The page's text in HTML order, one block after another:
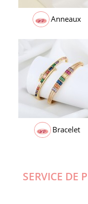
Anneaux
Bracelet
SERVICE DE